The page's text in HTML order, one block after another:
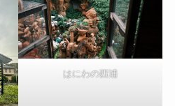
はにわの西浦